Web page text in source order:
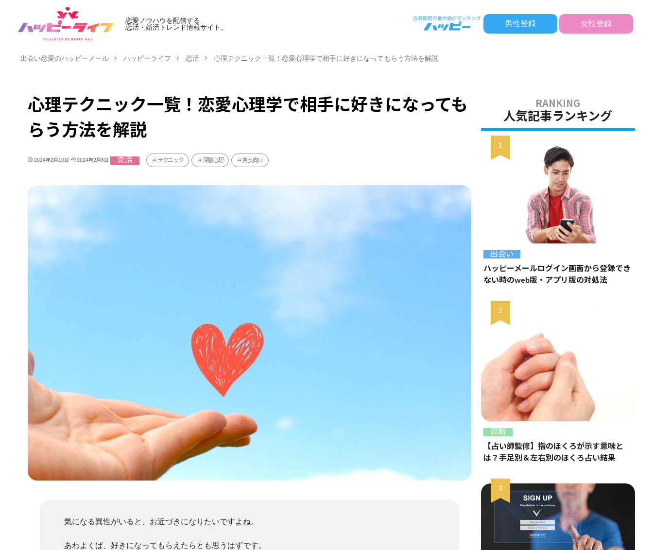
恋愛ノウハウを配信する
恋活・婚活トレンド情報サイト。
男性登録 女性登録
出会い恋愛のハッピーメール ハッピーライフ 恋活 心理テクニック一覧！恋愛心理学で相手に好きになってもらう方法を解説
心理テクニック一覧！恋愛心理学で相手に好きになっても
らう方法を解説
2024年2月10日 2024年2月8日 恋活 テクニック 深層心理 男女向け
気になる異性がいると、お近づきになりたいですよね。
あわよくば、好きになってもらえたらとも思うはずです。
人気記事ランキング
出会い
ハッピーメールログイン画面から登録でき
ない時のweb版・アプリ版の対処法
診断
【占い師監修】指のほくろが示す意味と
は？手足別＆左右別のほくろ占い結果